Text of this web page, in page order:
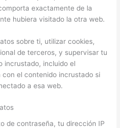
exactamente de la
hubiera visitado la otra web.
sobre ti, utilizar cookies,
de terceros, y supervisar tu
incrustado, incluido el
el contenido incrustado si
a esa web.
de contraseña, tu dirección IP